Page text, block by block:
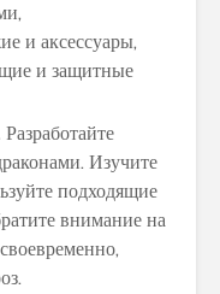
и аксессуары,
и защитные
Разработайте
Изучите
подходящие
внимание на